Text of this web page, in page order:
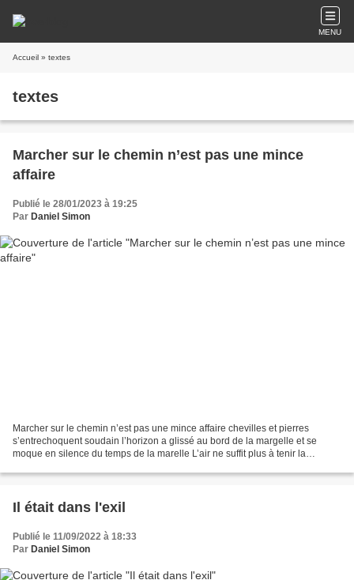
MENU
Accueil » textes
textes
Marcher sur le chemin n’est pas une mince
affaire
Publié le 28/01/2023 à 19:25
Par Daniel Simon
Marcher sur le chemin n’est pas une mince affaire chevilles et pierres
s’entrechoquent soudain l’horizon a glissé au bord de la margelle et se
moque en silence du temps de la marelle L’air ne suffit plus à tenir la
Il était dans l'exil
Publié le 11/09/2022 à 18:33
Par Daniel Simon